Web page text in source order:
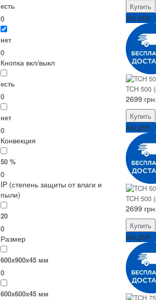
есть
0
нет
0
Кнопка вкл/выкл
есть
0
нет
0
Конвекция
50 %
0
IP (степень защиты от влаги и
пыли)
20
0
Размер
600х900х45 мм
0
600х600х45 мм
Купить
АКЦИЯ
TCH 500
2699 грн.
Купить
АКЦИЯ
TCH 500
2699 грн.
Купить
АКЦИЯ